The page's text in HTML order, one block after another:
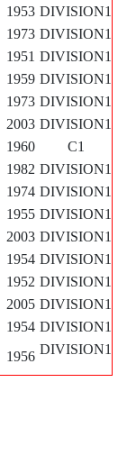
1953 DIVISION1
1973 DIVISION1
1951 DIVISION1
1959 DIVISION1
1973 DIVISION1
2003 DIVISION1
1960
C1
1982 DIVISION1
1974 DIVISION1
1955 DIVISION1
2003 DIVISION1
1954 DIVISION1
1952 DIVISION1
2005 DIVISION1
1954 DIVISION1
1956 DIVISION1